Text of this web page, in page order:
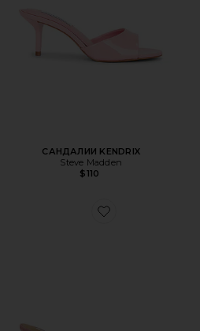
САНДАЛИИ KENDRIX
Steve Madden
$110
Favorite МЮЛИ SHAE